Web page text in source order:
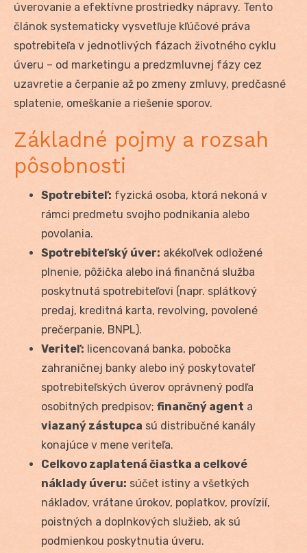
úverovanie a efektívne prostriedky nápravy. Tento
článok systematicky vysvetľuje kľúčové práva
spotrebiteľa v jednotlivých fázach životného cyklu
úveru – od marketingu a predzmluvnej fázy cez
uzavretie a čerpanie až po zmeny zmluvy, predčasné
splatenie, omeškanie a riešenie sporov.
Základné pojmy a rozsah
pôsobnosti
Spotrebiteľ: fyzická osoba, ktorá nekoná v
rámci predmetu svojho podnikania alebo
povolania.
Spotrebiteľský úver: akékoľvek odložené
plnenie, pôžička alebo iná finančná služba
poskytnutá spotrebiteľovi (napr. splátkový
predaj, kreditná karta, revolving, povolené
prečerpanie, BNPL).
Veriteľ: licencovaná banka, pobočka
zahraničnej banky alebo iný poskytovateľ
spotrebiteľských úverov oprávnený podľa
osobitných predpisov; finančný agent a
viazaný zástupca sú distribučné kanály
konajúce v mene veriteľa.
Celkovo zaplatená čiastka a celkové
náklady úveru: súčet istiny a všetkých
nákladov, vrátane úrokov, poplatkov, provízií,
poistných a doplnkových služieb, ak sú
podmienkou poskytnutia úveru.